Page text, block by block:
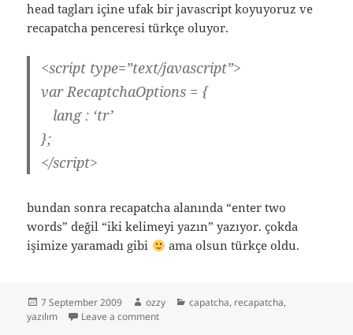
head tagları içine ufak bir javascript koyuyoruz ve
recapatcha penceresi türkçe oluyor.
<script type=”text/javascript”>
var RecaptchaOptions = {
lang : ‘tr’
};
</script>
bundan sonra recapatcha alanında “enter two
words” değil “iki kelimeyi yazın” yazıyor. çokda
işimize yaramadı gibi
ama olsun türkçe oldu.
Posted
on
7 September 2009 Author
ozzy Categories
capatcha, recapatcha,
yazılım
Leave a commenton türkçe recapatcha